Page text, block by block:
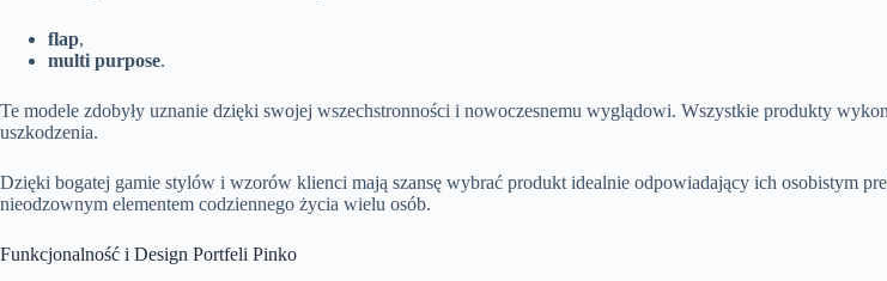
flap,
multi purpose.
Te modele zdobyły uznanie dzięki swojej wszechstronności i nowoczesnemu wyglądowi. Wszystkie produkty
uszkodzenia.
Dzięki bogatej gamie stylów i wzorów klienci mają szansę wybrać produkt idealnie odpowiadający ich osobistym
nieodzownym elementem codziennego życia wielu osób.
Funkcjonalność i Design Portfeli Pinko